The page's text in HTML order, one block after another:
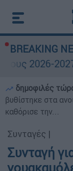
BREAKING
2026-2027:
δημοφιλές
βυθίστηκε στα
καθόρισε την...
Συνταγές |
Συνταγή